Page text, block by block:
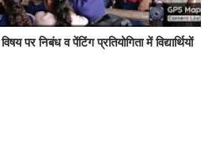
निबंध व पेंटिंग प्रतियोगिता में विद्यार्थियों